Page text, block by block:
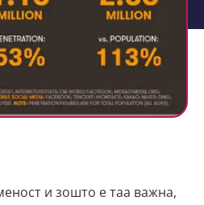
и зошто е таа важна,